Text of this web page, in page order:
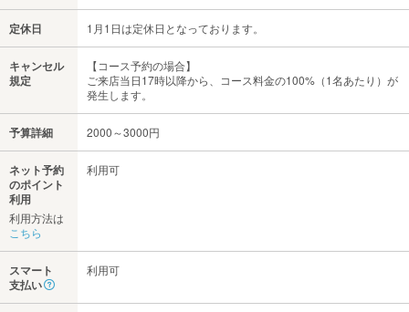
定休日 1月1日は定休日となっております。
キャンセル
規定
【コース予約の場合】
ご来店当日17時以降から、コース料金の100%（1名あたり）が
発生します。
予算詳細 2000～3000円
ネット予約
のポイント
利用
利用方法は
こちら
利用可
スマート
支払い
利用可